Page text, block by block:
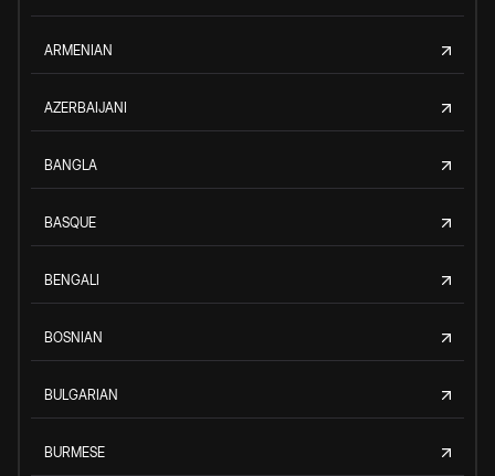
ARMENIAN
AZERBAIJANI
BANGLA
BASQUE
BENGALI
BOSNIAN
BULGARIAN
BURMESE